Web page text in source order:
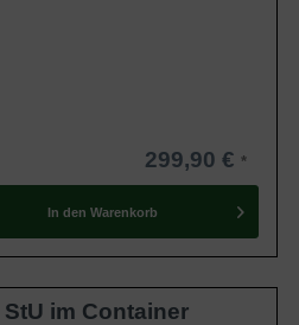
299,90 €
In den Warenkorb
im Container